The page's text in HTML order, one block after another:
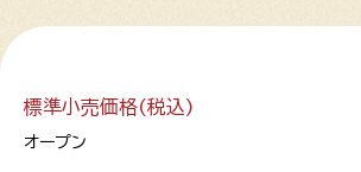
標準小売価格(税込)
オープン